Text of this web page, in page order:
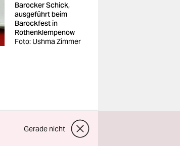
Barocker Schick,
ausgeführt beim
Barockfest in
Rothen­klempenow
Foto: Ushma Zimmer
Gerade nicht